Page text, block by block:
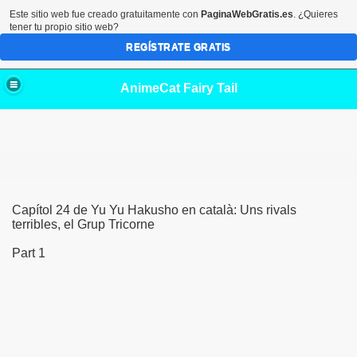
AnimeCat Fairy Tail
Capítol 24 de Yu Yu Hakusho en català: Uns rivals
terribles, el Grup Tricorne
Part 1
Este sitio web fue creado gratuitamente con PaginaWebGratis.es. ¿Quieres
tener tu propio sitio web?
REGÍSTRATE GRATIS